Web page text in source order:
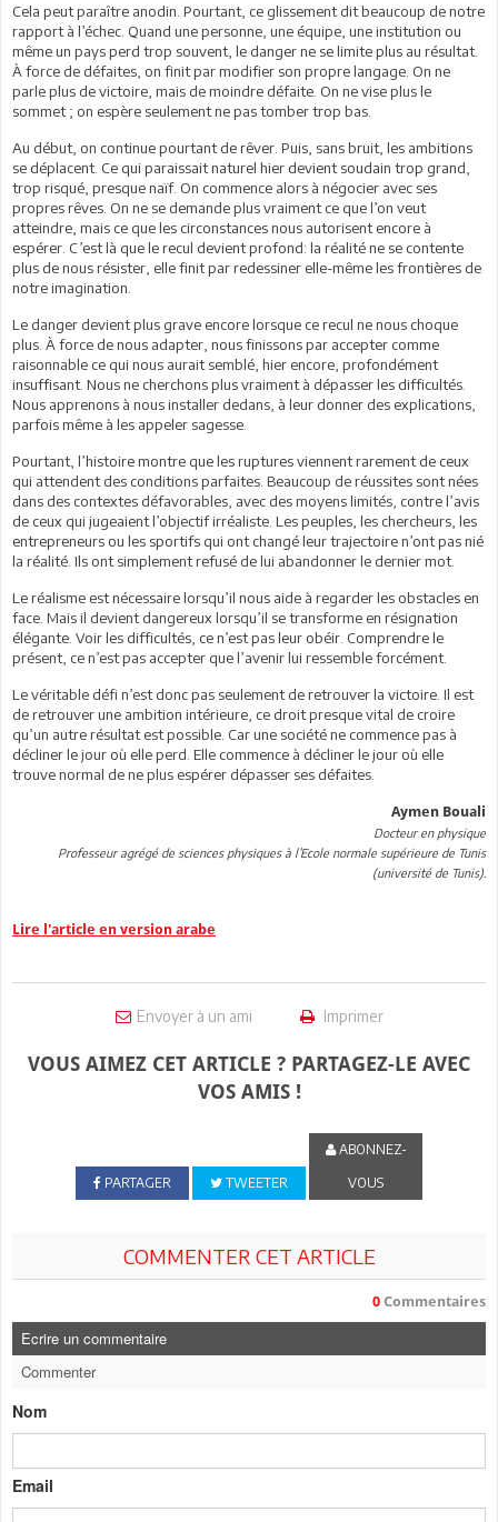
Cela peut paraître anodin. Pourtant, ce glissement dit beaucoup de notre
rapport à l’échec. Quand une personne, une équipe, une institution ou
même un pays perd trop souvent, le danger ne se limite plus au résultat.
À force de défaites, on finit par modifier son propre langage. On ne
parle plus de victoire, mais de moindre défaite. On ne vise plus le
sommet ; on espère seulement ne pas tomber trop bas.
Au début, on continue pourtant de rêver. Puis, sans bruit, les ambitions
se déplacent. Ce qui paraissait naturel hier devient soudain trop grand,
trop risqué, presque naïf. On commence alors à négocier avec ses
propres rêves. On ne se demande plus vraiment ce que l’on veut
atteindre, mais ce que les circonstances nous autorisent encore à
espérer. C’est là que le recul devient profond: la réalité ne se contente
plus de nous résister, elle finit par redessiner elle-même les frontières de
notre imagination.
Le danger devient plus grave encore lorsque ce recul ne nous choque
plus. À force de nous adapter, nous finissons par accepter comme
raisonnable ce qui nous aurait semblé, hier encore, profondément
insuffisant. Nous ne cherchons plus vraiment à dépasser les difficultés.
Nous apprenons à nous installer dedans, à leur donner des explications,
parfois même à les appeler sagesse.
Pourtant, l’histoire montre que les ruptures viennent rarement de ceux
qui attendent des conditions parfaites. Beaucoup de réussites sont nées
dans des contextes défavorables, avec des moyens limités, contre l’avis
de ceux qui jugeaient l’objectif irréaliste. Les peuples, les chercheurs, les
entrepreneurs ou les sportifs qui ont changé leur trajectoire n’ont pas nié
la réalité. Ils ont simplement refusé de lui abandonner le dernier mot.
Le réalisme est nécessaire lorsqu’il nous aide à regarder les obstacles en
face. Mais il devient dangereux lorsqu’il se transforme en résignation
élégante. Voir les difficultés, ce n’est pas leur obéir. Comprendre le
présent, ce n’est pas accepter que l’avenir lui ressemble forcément.
Le véritable défi n’est donc pas seulement de retrouver la victoire. Il est
de retrouver une ambition intérieure, ce droit presque vital de croire
qu’un autre résultat est possible. Car une société ne commence pas à
décliner le jour où elle perd. Elle commence à décliner le jour où elle
trouve normal de ne plus espérer dépasser ses défaites.
Aymen Bouali
Docteur en physique
Professeur agrégé de sciences physiques à l’Ecole normale supérieure de Tunis
(université de Tunis).
Lire l'article en version arabe
Envoyer à un ami Imprimer
VOUS AIMEZ CET ARTICLE ? PARTAGEZ-LE AVEC
VOS AMIS !
PARTAGER TWEETER
ABONNEZ-
VOUS
COMMENTER CET ARTICLE
0 Commentaires
Ecrire un commentaire
Commenter
Nom
Email